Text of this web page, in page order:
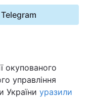
окупованого
управління
України уразили